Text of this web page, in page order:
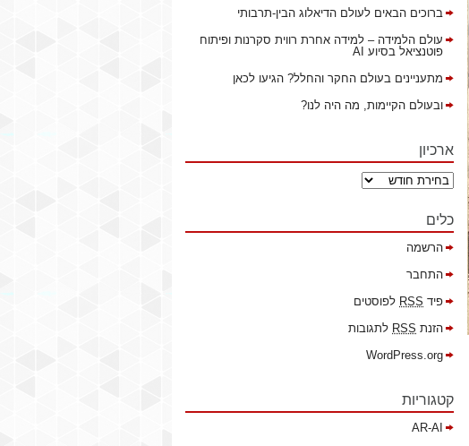
ברוכים הבאים לעולם הדיאלוג הבין-תרבותי
עולם הלמידה – למידה אחרת רווית סקרנות ופיתוח
פוטנציאל בסיוע AI
מתעניינים בעולם החקר והחלל? הגיעו לכאן
ובעולם הקיימות, מה היה לנו?
ארכיון
כלים
הרשמה
התחבר
פיד RSS לפוסטים
הזנת RSS לתגובות
WordPress.org
קטגוריות
AR-AI